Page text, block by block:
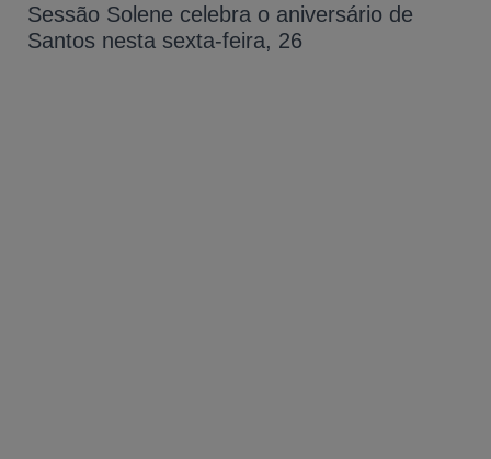
Sessão Solene celebra o aniversário de
Santos nesta sexta-feira, 26